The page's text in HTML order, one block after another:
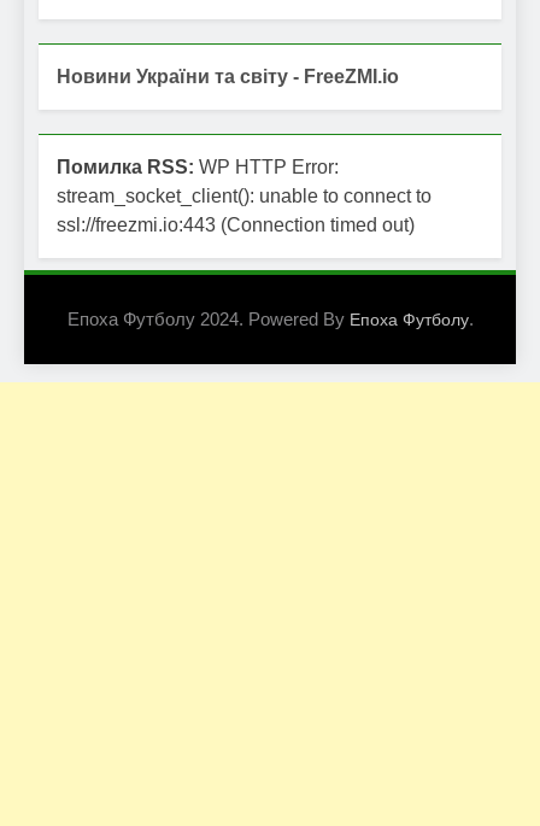
Новини України та світу - FreeZMI.io
Помилка RSS: WP HTTP Error:
stream_socket_client(): unable to connect to
ssl://freezmi.io:443 (Connection timed out)
Епоха Футболу 2024. Powered By Епоха Футболу.